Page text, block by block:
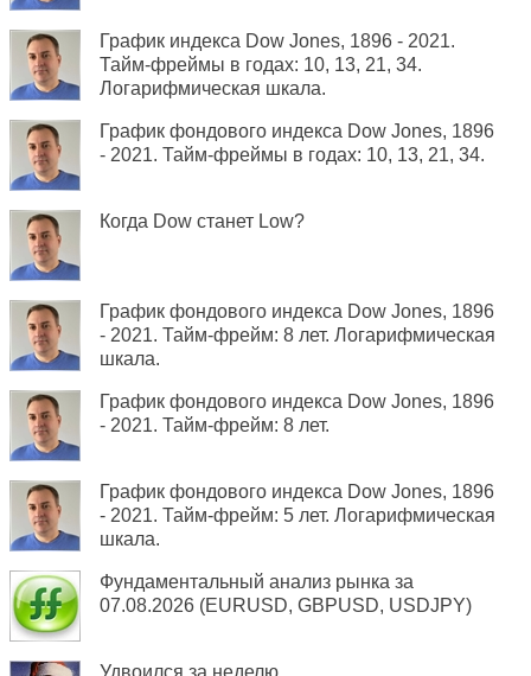
График индекса Dow Jones, 1896 - 2021.
Тайм-фреймы в годах: 10, 13, 21, 34.
Логарифмическая шкала.
График фондового индекса Dow Jones, 1896
- 2021. Тайм-фреймы в годах: 10, 13, 21, 34.
Когда Dow станет Low?
График фондового индекса Dow Jones, 1896
- 2021. Тайм-фрейм: 8 лет. Логарифмическая
шкала.
График фондового индекса Dow Jones, 1896
- 2021. Тайм-фрейм: 8 лет.
График фондового индекса Dow Jones, 1896
- 2021. Тайм-фрейм: 5 лет. Логарифмическая
шкала.
Фундаментальный анализ рынка за
07.08.2026 (EURUSD, GBPUSD, USDJPY)
Удвоился за неделю